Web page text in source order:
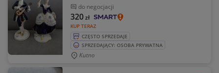
do negocjacji
KUP TERAZ
320zł
CZĘSTO SPRZEDAJE
SPRZEDAJĄCY: OSOBA PRYWATNA
Kutno